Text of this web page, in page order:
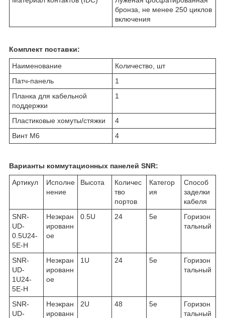
бронза, не менее 250 циклов
включения
Комплект поставки:
Наименование
Количество, шт
Патч-панель
1
Планка для кабельной
поддержки
1
Пластиковые хомуты/стяжки
4
Винт М6
4
Варианты коммутационных панелей SNR:
Артикул
Исполне
нение
Высота
Количес
тво
портов
Категор
ия
Способ
заделки
кабеля
SNR-
UD-
0.5U24-
5E-H
Неэкран
ированн
ое
0.5U 24 5е
Горизон
тальный
SNR-
UD-
1U24-
5E-H
Неэкран
ированн
ое
1U 24 5е
Горизон
тальный
SNR-
UD-
Неэкран
ированн
2U 48 5е
Горизон
тальный